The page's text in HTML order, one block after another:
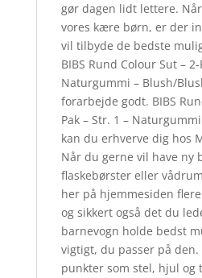
gør dagen lidt lettere.
vores kære børn, er der
vil tilbyde de bedste
BIBS Rund Colour Sut –
Naturgummi – Blush/
forarbejde godt. BIBS
Pak – Str. 1 –
kan du erhverve dig hos
Når du gerne vil have ny
flaskebørster eller
her på hjemmesiden
og sikkert også det du
barnevogn holde bedst
vigtigt, du passer på
punkter som stel, hjul og